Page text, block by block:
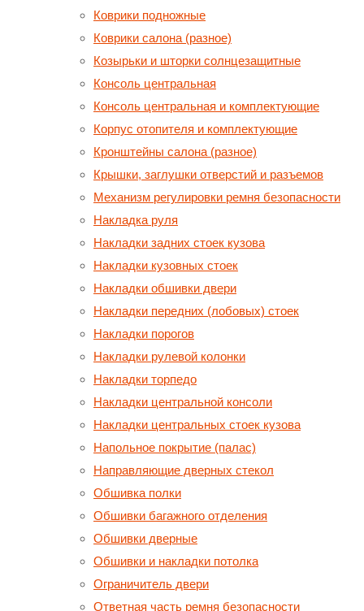
Коврики подножные
Коврики салона (разное)
Козырьки и шторки солнцезащитные
Консоль центральная
Консоль центральная и комплектующие
Корпус отопителя и комплектующие
Кронштейны салона (разное)
Крышки, заглушки отверстий и разъемов
Механизм регулировки ремня безопасности
Накладка руля
Накладки задних стоек кузова
Накладки кузовных стоек
Накладки обшивки двери
Накладки передних (лобовых) стоек
Накладки порогов
Накладки рулевой колонки
Накладки торпедо
Накладки центральной консоли
Накладки центральных стоек кузова
Напольное покрытие (палас)
Направляющие дверных стекол
Обшивка полки
Обшивки багажного отделения
Обшивки дверные
Обшивки и накладки потолка
Ограничитель двери
Ответная часть ремня безопасности